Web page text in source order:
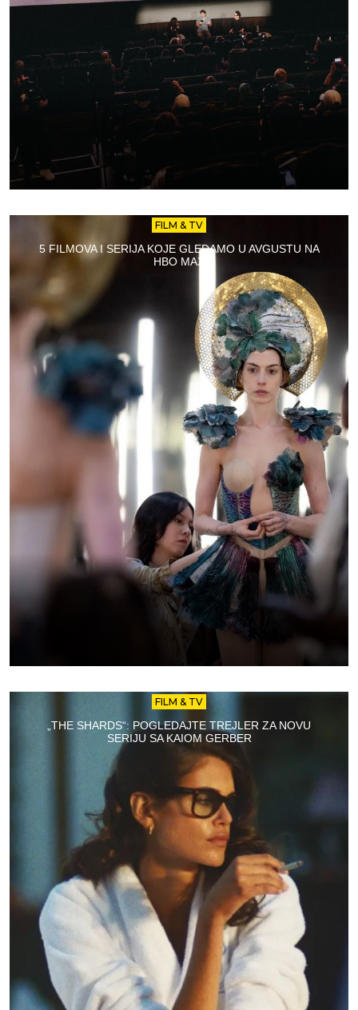
FILM & TV
5 FILMOVA I SERIJA KOJE GLEDAMO U AVGUSTU NA
HBO MAX
FILM & TV
„THE SHARDS“: POGLEDAJTE TREJLER ZA NOVU
SERIJU SA KAIOM GERBER